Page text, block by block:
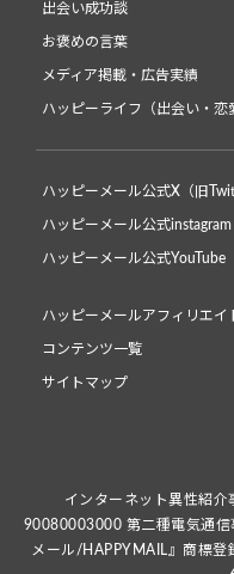
出会い成功談
お褒めの言葉
メディア掲載・広告実績
ハッピーライフ（出会い・恋
ハッピーメール公式X（旧
ハッピーメール公式instagram
ハッピーメール公式YouTube
ハッピーメールアフィリエイ
コンテンツ一覧
サイトマップ
インターネット異性紹
90080003000 第二種電気通
メール/HAPPYMAIL』商標